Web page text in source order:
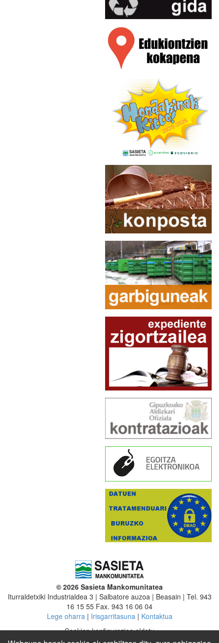
© 2026 Sasieta Mankomunitatea
Iturraldetxiki Industrialdea 3 | Salbatore auzoa | Beasain | Tel. 943
16 15 55 Fax. 943 16 06 04
Lege oharra | Irisgarritasuna | Kontaktua
Cookien konfigurazioa aldatu